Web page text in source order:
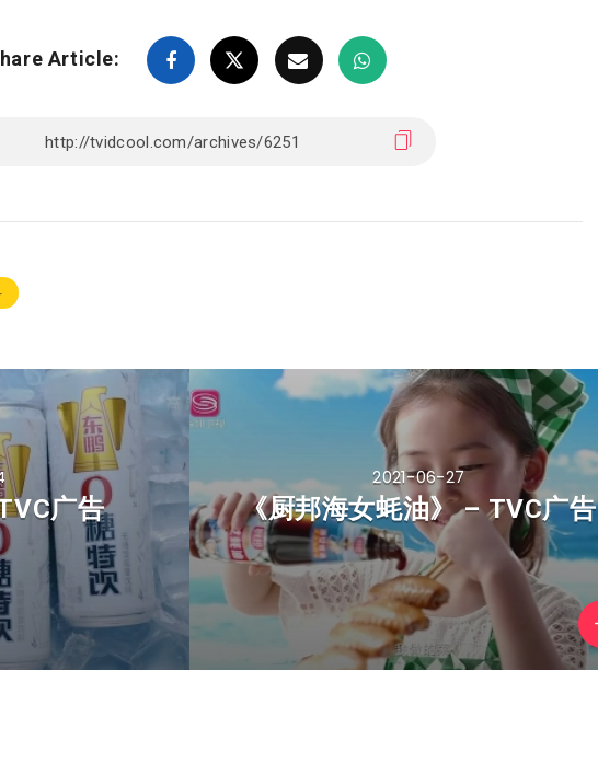
Article:
广告
2021-06-27
《厨邦海女蚝油》 – TVC广告